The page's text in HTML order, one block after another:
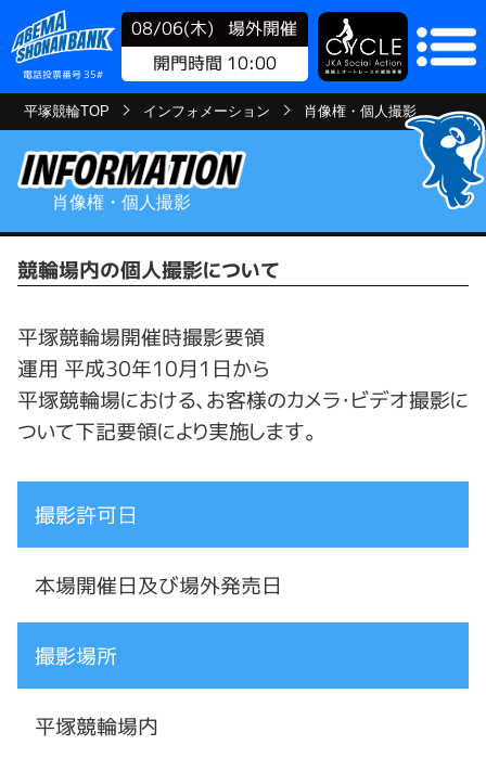
電話投票番号 35#
08/06(木)
場外開催
開門時間 10:00
平塚競輪TOP インフォメーション 肖像権・個人撮影
肖像権・個人撮影
競輪場内の個人撮影について
平塚競輪場開催時撮影要領
運用 平成30年10月1日から
平塚競輪場における、お客様のカメラ・ビデオ撮影に
ついて下記要領により実施します。
撮影許可日
本場開催日及び場外発売日
撮影場所
平塚競輪場内